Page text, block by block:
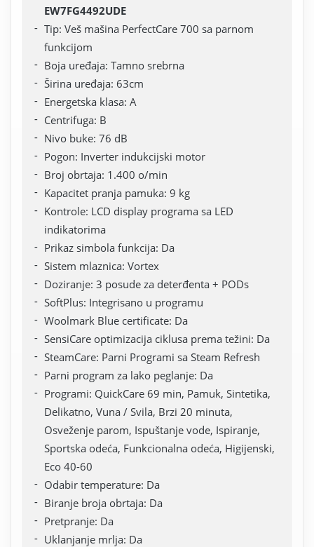
EW7FG4492UDE
Tip: Veš mašina PerfectCare 700 sa parnom
funkcijom
Boja uređaja: Tamno srebrna
Širina uređaja: 63cm
Energetska klasa: A
Centrifuga: B
Nivo buke: 76 dB
Pogon: Inverter indukcijski motor
Broj obrtaja: 1.400 o/min
Kapacitet pranja pamuka: 9 kg
Kontrole: LCD display programa sa LED
indikatorima
Prikaz simbola funkcija: Da
Sistem mlaznica: Vortex
Doziranje: 3 posude za deterđenta + PODs
SoftPlus: Integrisano u programu
Woolmark Blue certificate: Da
SensiCare optimizacija ciklusa prema težini: Da
SteamCare: Parni Programi sa Steam Refresh
Parni program za lako peglanje: Da
Programi: QuickCare 69 min, Pamuk, Sintetika,
Delikatno, Vuna / Svila, Brzi 20 minuta,
Osveženje parom, Ispuštanje vode, Ispiranje,
Sportska odeća, Funkcionalna odeća, Higijenski,
Eco 40-60
Odabir temperature: Da
Biranje broja obrtaja: Da
Pretpranje: Da
Uklanjanje mrlja: Da